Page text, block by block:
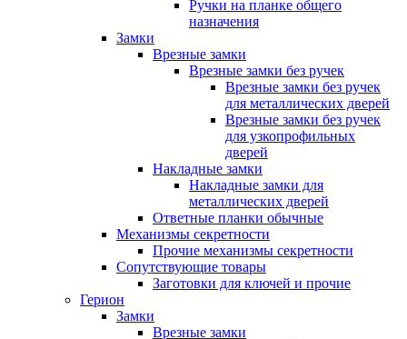
Ручки на планке общего
назначения
Замки
Врезные замки
Врезные замки без ручек
Врезные замки без ручек
для металлических дверей
Врезные замки без ручек
для узкопрофильных
дверей
Накладные замки
Накладные замки для
металлических дверей
Ответные планки обычные
Механизмы секретности
Прочие механизмы секретности
Сопутствующие товары
Заготовки для ключей и прочие
Герион
Замки
Врезные замки